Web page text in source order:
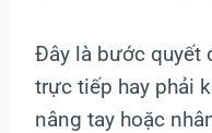
Đây là bước quyết
trực tiếp hay phải
nâng tay hoặc